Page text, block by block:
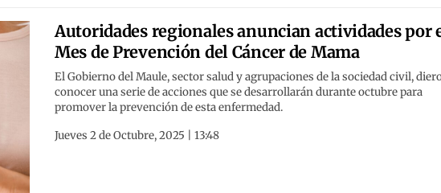
Autoridades regionales anuncian actividades por
Mes de Prevención del Cáncer de Mama
El Gobierno del Maule, sector salud y agrupaciones de la sociedad civil,
conocer una serie de acciones que se desarrollarán durante octubre para
promover la prevención de esta enfermedad.
Jueves 2 de Octubre, 2025 | 13:48